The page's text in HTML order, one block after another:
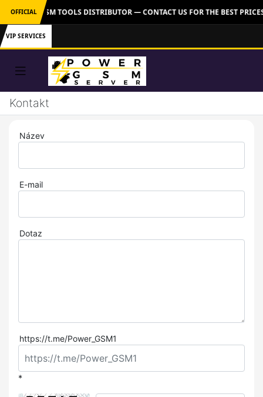
OFFICIAL
OFFICIAL GSM TOOLS DISTRIBUTOR — CONTACT US FOR THE BEST
VIP SERVICES
Kontakt
Název
E-mail
Dotaz
https://t.me/Power_GSM1
*